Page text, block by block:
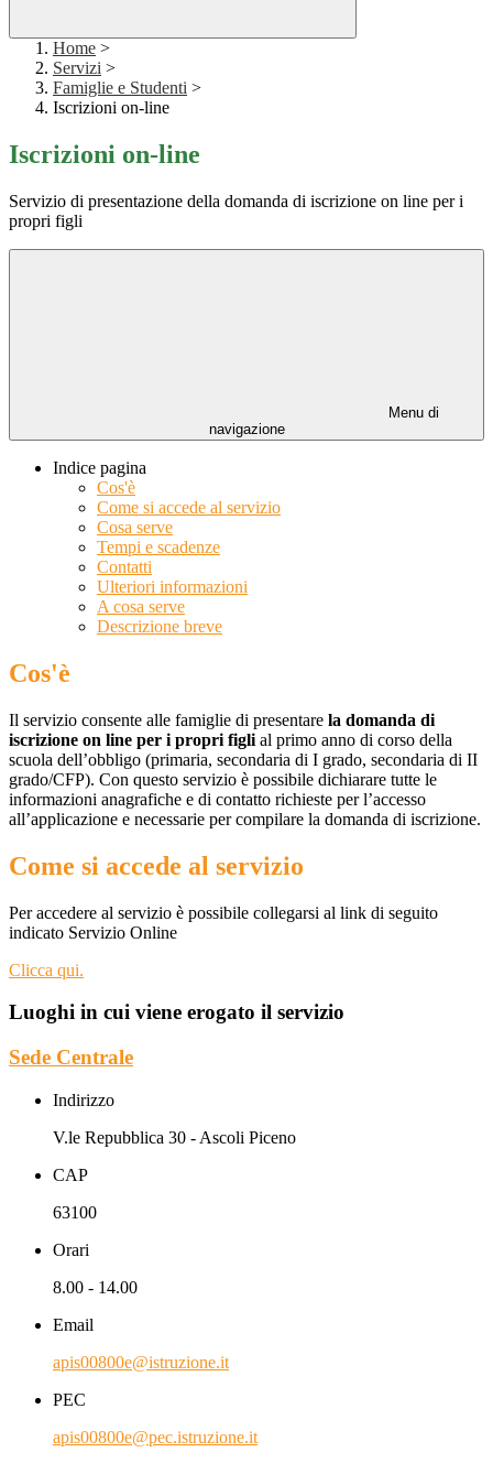
Home >
Servizi >
Famiglie e Studenti >
Iscrizioni on-line
Iscrizioni on-line
Servizio di presentazione della domanda di iscrizione on line per i
propri figli
Menu di
navigazione
Indice pagina
Cos'è
Come si accede al servizio
Cosa serve
Tempi e scadenze
Contatti
Ulteriori informazioni
A cosa serve
Descrizione breve
Cos'è
Il servizio consente alle famiglie di presentare la domanda di
iscrizione on line per i propri figli al primo anno di corso della
scuola dell’obbligo (primaria, secondaria di I grado, secondaria di II
grado/CFP). Con questo servizio è possibile dichiarare tutte le
informazioni anagrafiche e di contatto richieste per l’accesso
all’applicazione e necessarie per compilare la domanda di iscrizione.
Come si accede al servizio
Per accedere al servizio è possibile collegarsi al link di seguito
indicato Servizio Online
Clicca qui.
Luoghi in cui viene erogato il servizio
Sede Centrale
Indirizzo
V.le Repubblica 30 - Ascoli Piceno
CAP
63100
Orari
8.00 - 14.00
Email
apis00800e@istruzione.it
PEC
apis00800e@pec.istruzione.it